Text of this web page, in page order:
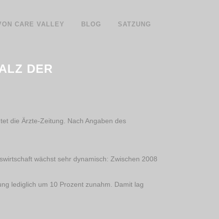
CARE VALLEY BLOG SATZUNG
DER
die Ärzte-Zeitung. Nach Angaben des
wächst sehr dynamisch: Zwischen 2008
lediglich um 10 Prozent zunahm. Damit lag